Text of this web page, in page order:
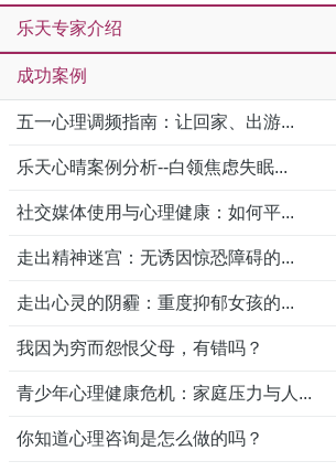
乐天专家介绍
成功案例
五一心理调频指南：让回家、出游...
乐天心晴案例分析--白领焦虑失眠...
社交媒体使用与心理健康：如何平...
走出精神迷宫：无诱因惊恐障碍的...
走出心灵的阴霾：重度抑郁女孩的...
我因为穷而怨恨父母，有错吗？
青少年心理健康危机：家庭压力与人...
你知道心理咨询是怎么做的吗？